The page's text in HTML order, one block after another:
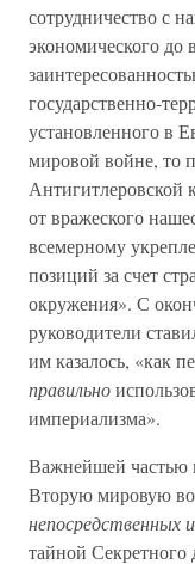
сотрудничество с
экономического до
государственно-
установленного в
мировой войне, то
Антигитлеровской
от вражеского
всемерному
позиций за счет
окружения». С
руководители
им казалось, «как
правильно
империализма».
Важнейшей частью
Вторую мировую
непосредственных
тайной Секретного